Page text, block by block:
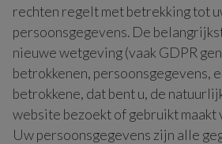
rechten regelt met betrekking tot
persoonsgegevens. De
nieuwe wetgeving (vaak GDPR
betrokkenen, persoonsgegevens,
betrokkene, dat bent u, de
website bezoekt of gebruikt maakt
Uw persoonsgegevens zijn alle